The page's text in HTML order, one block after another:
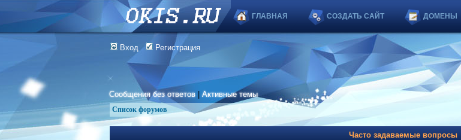
ГЛАВНАЯ СОЗДАТЬ САЙТ ДОМЕНЫ
Вход Регистрация
Сообщения без ответов |Активные темы
Список форумов
Часто задаваемые вопросы